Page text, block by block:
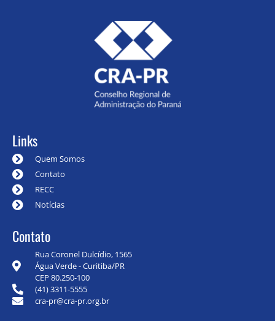
Links
Quem Somos
Contato
RECC
Notícias
Contato
Rua Coronel Dulcídio, 1565
Água Verde - Curitiba/PR
CEP 80.250-100
(41) 3311-5555
cra-pr@cra-pr.org.br